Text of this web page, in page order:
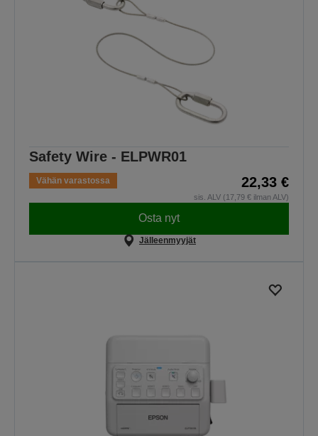
Safety Wire - ELPWR01
Vähän varastossa 22,33 €
sis. ALV (17,79 € ilman ALV)
Osta nyt
Jälleenmyyjät